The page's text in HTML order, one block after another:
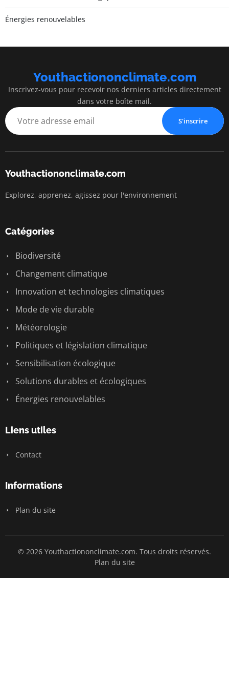
Énergies renouvelables
Youthactiononclimate.com
Inscrivez-vous pour recevoir nos derniers articles directement
dans votre boîte mail.
S'inscrire
Youthactiononclimate.com
Explorez, apprenez, agissez pour l'environnement
Catégories
Biodiversité
Changement climatique
Innovation et technologies climatiques
Mode de vie durable
Météorologie
Politiques et législation climatique
Sensibilisation écologique
Solutions durables et écologiques
Énergies renouvelables
Liens utiles
Contact
Informations
Plan du site
© 2026 Youthactiononclimate.com. Tous droits réservés.
Plan du site